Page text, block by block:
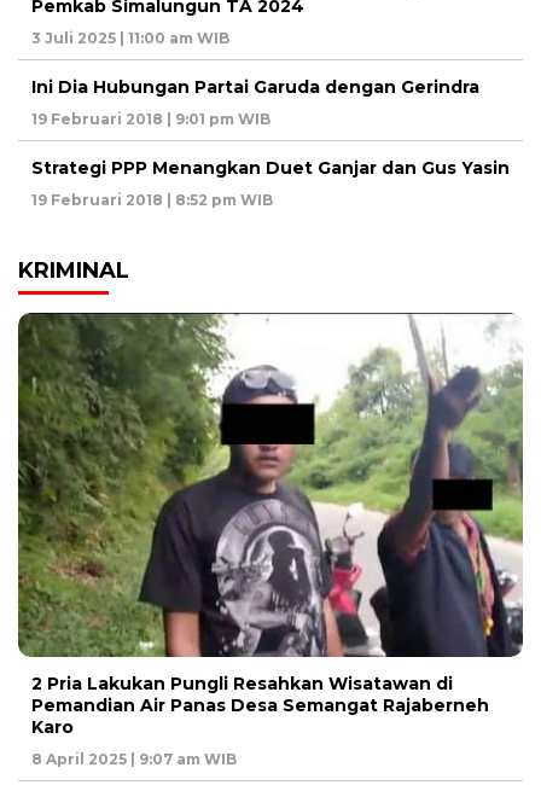
Pemkab Simalungun TA 2024
3 Juli 2025 | 11:00 am WIB
Ini Dia Hubungan Partai Garuda dengan Gerindra
19 Februari 2018 | 9:01 pm WIB
Strategi PPP Menangkan Duet Ganjar dan Gus Yasin
19 Februari 2018 | 8:52 pm WIB
KRIMINAL
2 Pria Lakukan Pungli Resahkan Wisatawan di
Pemandian Air Panas Desa Semangat Rajaberneh
Karo
8 April 2025 | 9:07 am WIB